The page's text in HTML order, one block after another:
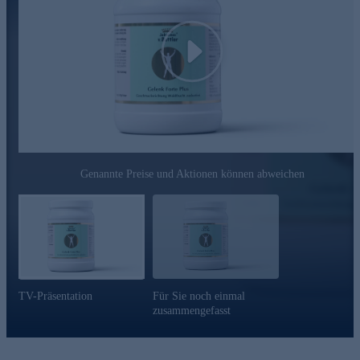
der Möglichkeit, durch hochwertige Nahrungsergänzung die
Gesundheit und Vitalität bis ins hohe Alter zu erhalten. Als
logische Konsequenz präsentiert der sympathische Experte
hochwertige Nahrungsergänzungsprodukte bei HSE, mit viel
Idealismus und dem treffenden Motto „den Jahren mehr Leben
Bestellen Sie gleich hier ganz bequem online.
Play
Genannte Preise und Aktionen können abweichen
TV-Präsentation
Für Sie noch einmal
zusammengefasst